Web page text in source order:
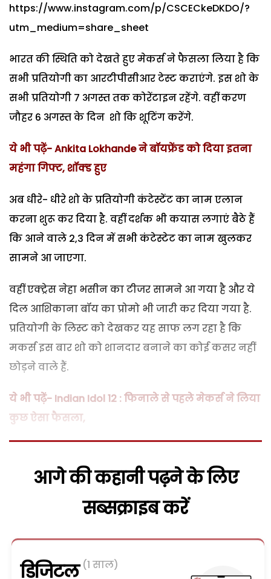
https://www.instagram.com/p/CSCECkeDKDO/?
utm_medium=share_sheet
भारत की स्थिति को देखते हुए मेकर्स ने फैसला लिया है कि
सभी प्रतियोगी का आरटीपीसीआर टेस्ट कराएंगे. इस शो के
सभी प्रतियोगी 7 अगस्त तक कोरेंटाइन रहेंगे. वहीं करण
जौहर 6 अगस्त के दिन शो कि शूटिंग करेंगे.
ये भी पढ़ें- Ankita Lokhande ने बॉयफ्रेंड को दिया इतना
महंगा गिफ्ट, शॉक्ड हुए
अब धीरे- धीरे शो के प्रतियोगी कंटेस्टेंट का नाम एलान
करना शुरू कर दिया है. वहीं दर्शक भी कयास लगाएं बैठे हैं
कि आने वाले 2,3 दिन में सभी कंटेस्टेट का नाम खुलकर
सामने आ जाएगा.
वहीं एक्ट्रेस नेहा भसीन का टीजर सामने आ गया है और ये
दिल आशिकाना बॉय का प्रोमो भी जारी कर दिया गया है.
प्रतियोगी के लिस्ट को देखकर यह साफ लग रहा है कि
मकर्स इस बार शो को शानदार बनाने का कोई कसर नहीं
छोड़ने वाले हैं.
ये भी पढ़ें- Indian Idol 12 : फिनाले से पहले मेकर्स ने लिया
कुछ ऐसा फैसला,
आगे की कहानी पढ़ने के लिए
सब्सक्राइब करें
डिजिटल (1 साल)